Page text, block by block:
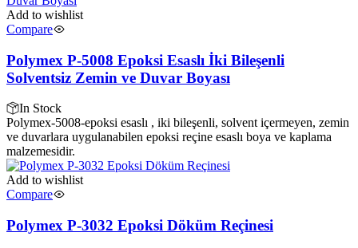
Add to wishlist
Compare
Polymex P-5008 Epoksi Esaslı İki Bileşenli
Solventsiz Zemin ve Duvar Boyası
In Stock
Polymex-5008-epoksi esaslı , iki bileşenli, solvent içermeyen, zemin
ve duvarlara uygulanabilen epoksi reçine esaslı boya ve kaplama
malzemesidir.
Add to wishlist
Compare
Polymex P-3032 Epoksi Döküm Reçinesi